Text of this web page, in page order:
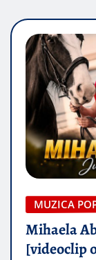
MUZICA
Mihaela
[videoclip